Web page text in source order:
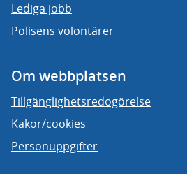
Lediga jobb
Polisens volontärer
Om webbplatsen
Tillgänglighetsredogörelse
Kakor/cookies
Personuppgifter